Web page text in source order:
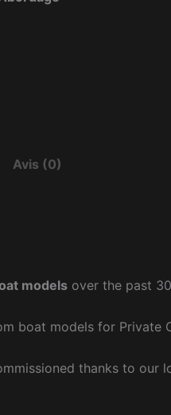
Avis (0)
models over the past 30
boat models for Private
thanks to our